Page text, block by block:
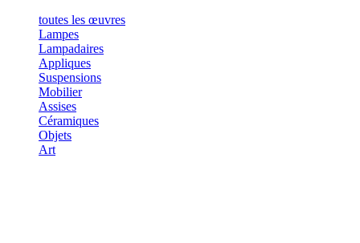
toutes les œuvres
Lampes
Lampadaires
Appliques
Suspensions
Mobilier
Assises
Céramiques
Objets
Art